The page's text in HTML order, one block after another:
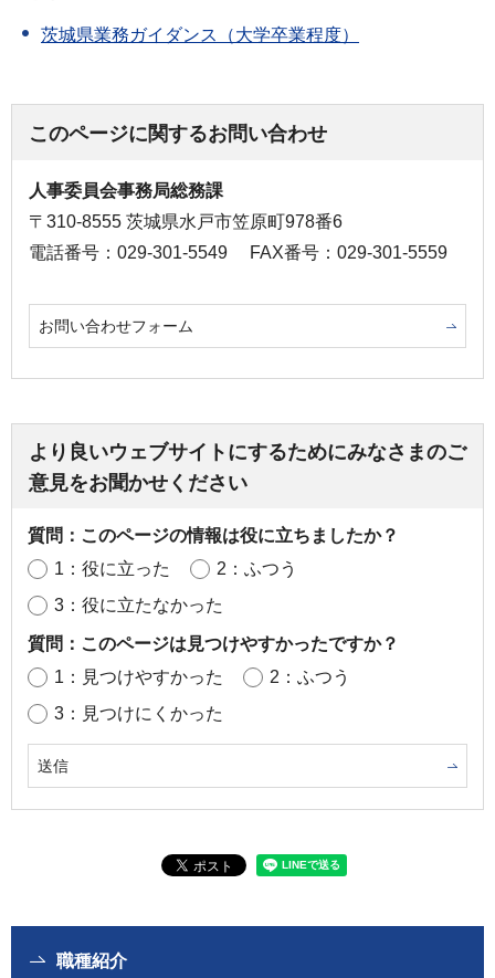
茨城県業務ガイダンス（大学卒業程度）
このページに関するお問い合わせ
人事委員会事務局総務課
〒310-8555 茨城県水戸市笠原町978番6
電話番号：029-301-5549
FAX番号：029-301-5559
お問い合わせフォーム
より良いウェブサイトにするためにみなさまのご
意見をお聞かせください
質問：このページの情報は役に立ちましたか？
1：役に立った
2：ふつう
3：役に立たなかった
質問：このページは見つけやすかったですか？
1：見つけやすかった
2：ふつう
3：見つけにくかった
職種紹介